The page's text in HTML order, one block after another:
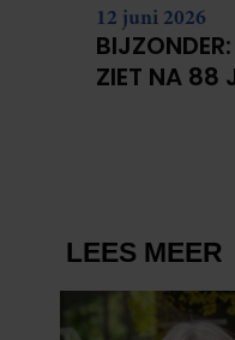
12 juni 2026
ZIET NA 88